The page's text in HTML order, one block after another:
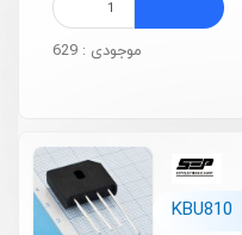
موجودی : 629
KBU810